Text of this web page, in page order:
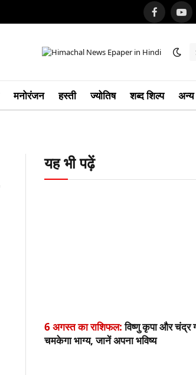
Facebook
मनोरंजन हस्ती ज्योतिष शब्द शिल्प अन्य
यह भी पढ़ें
6 अगस्त का राशिफल:विष्णु कृपा और चंद्र
चमकेगा भाग्य, जानें अपना भविष्य